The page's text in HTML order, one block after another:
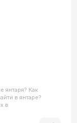
янтаря? Как
в янтаре?
в